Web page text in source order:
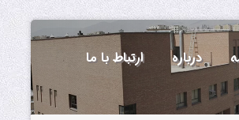
درباره ارتباط با ما